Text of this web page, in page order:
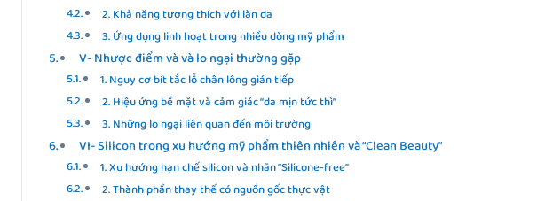
2. Khả năng tương thích với làn da
3. Ứng dụng linh hoạt trong nhiều dòng mỹ phẩm
V- Nhược điểm và và lo ngại thường gặp
1. Nguy cơ bít tắc lỗ chân lông gián tiếp
2. Hiệu ứng bề mặt và cảm giác “da mịn tức thì”
3. Những lo ngại liên quan đến môi trường
VI- Silicon trong xu hướng mỹ phẩm thiên nhiên và “Clean Beauty”
1. Xu hướng hạn chế silicon và nhãn “Silicone-free”
2. Thành phần thay thế có nguồn gốc thực vật